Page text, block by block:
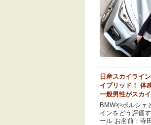
日産スカイライ
イブリッド！ 体
一般男性がスカ
BMWやポルシェ
インをどう評価
ール お名前：寺